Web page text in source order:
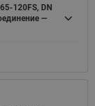
120FS, DN
—